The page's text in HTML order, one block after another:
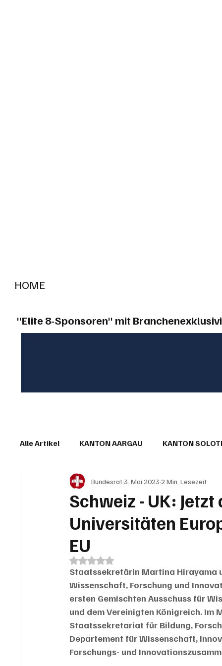
HOME
"Elite 8-Sponsoren" mit
Alle Artikel KANTON AARGAU KANTON
IN EIGENER SACHE KOMMENTARE
Schweiz - UK:
Universitäten
EU
Bundesrat3. Mai 2023 2 Min. Lesezeit
Mit NaN von 5 Sternen bewertet.
Staatssekretärin Martina Hirayama
Wissenschaft, Forschung und
ersten Gemischten Ausschuss für
und dem Vereinigten Königreich.
Staatssekretariat für Bildung,
Departement für Wissenschaft,
Forschungs- und